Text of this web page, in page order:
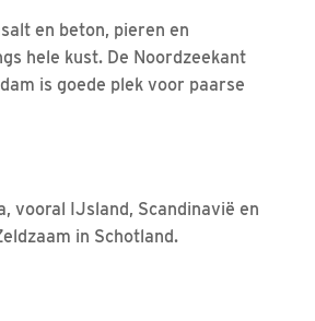
en beton, pieren en
hele kust. De Noordzeekant
is goede plek voor paarse
vooral IJsland, Scandinavië en
in Schotland.